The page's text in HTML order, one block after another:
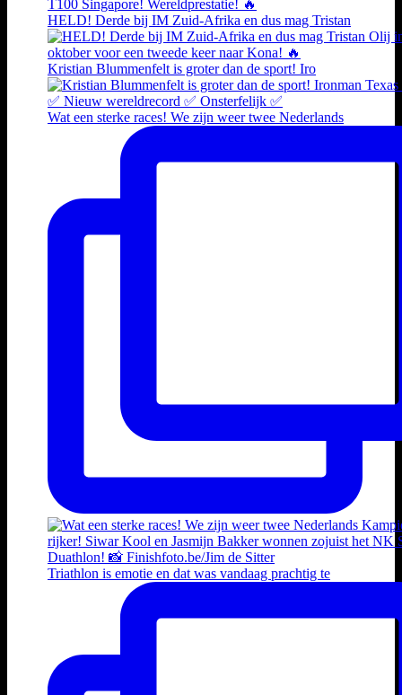
HELD! Derde bij IM Zuid-Afrika en dus mag Tristan
Kristian Blummenfelt is groter dan de sport! Iro
Wat een sterke races! We zijn weer twee Nederlands
Triathlon is emotie en dat was vandaag prachtig te